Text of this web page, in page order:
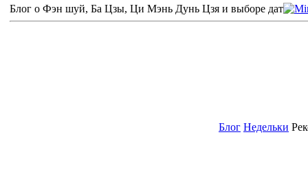
Блог о Фэн шуй, Ба Цзы, Ци Мэнь Дунь Цзя и выборе дат
Блог Недельки